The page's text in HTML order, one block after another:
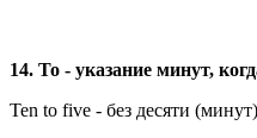
14. To - указание минут,
Ten to five - без десяти